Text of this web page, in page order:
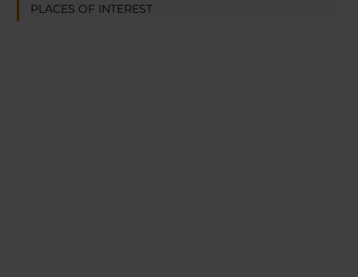
PLACES OF INTEREST